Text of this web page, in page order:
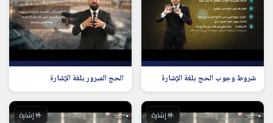
شروط وجوب الحج بلغة الإشارة الحج المبرور بلغة الإشارة
🤟 إشارة 🤟 إشارة